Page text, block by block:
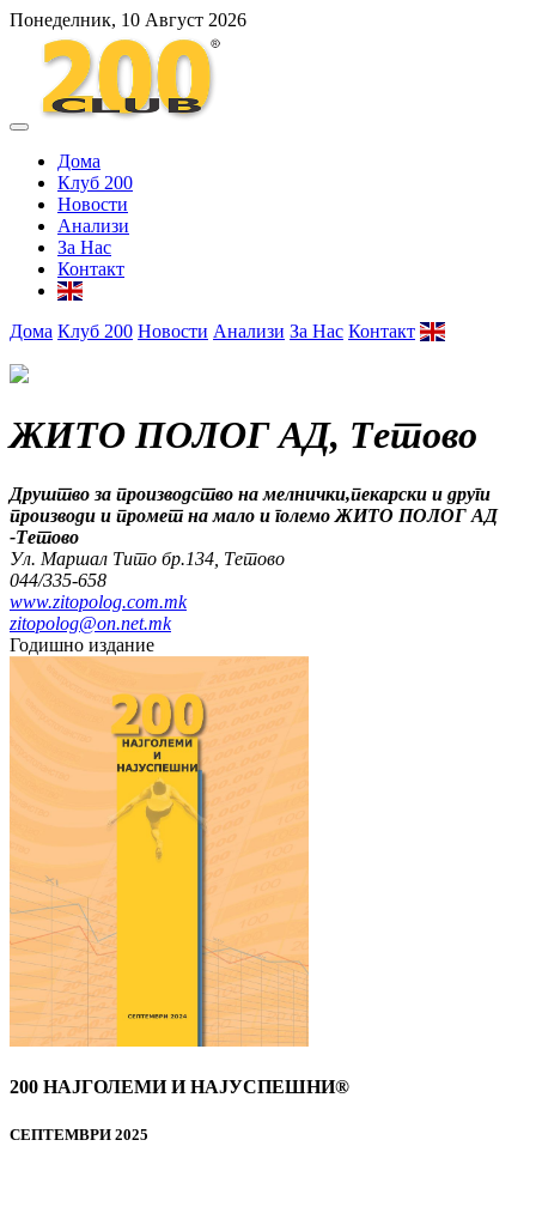
Понеделник, 10 Август 2026
Дома
Клуб 200
Новости
Анализи
За Нас
Контакт
Дома Клуб 200 Новости Анализи За Нас Контакт
ЖИТО ПОЛОГ АД, Тетово
Друштво за производство на мелнички,пекарски и други
производи и промет на мало и големо ЖИТО ПОЛОГ АД
-Тетово
Ул. Маршал Тито бр.134, Тетово
044/335-658
www.zitopolog.com.mk
zitopolog@on.net.mk
Годишно издание
200 НАЈГОЛЕМИ И НАЈУСПЕШНИ®
СЕПТЕМВРИ 2025